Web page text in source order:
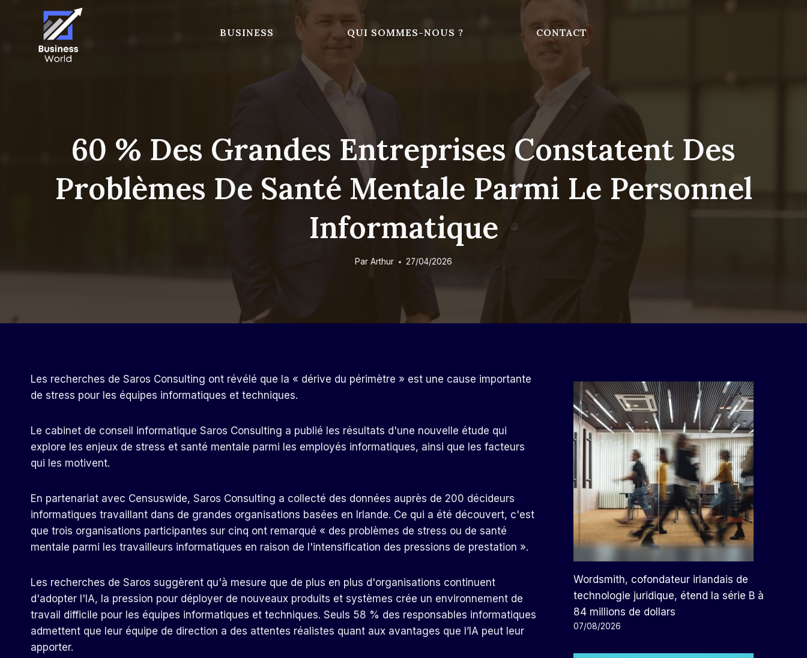
BUSINESS QUI SOMMES-NOUS ? CONTACT
60 % Des Grandes Entreprises Constatent Des
Problèmes De Santé Mentale Parmi Le Personnel
Informatique
Par Arthur 27/04/2026
Les recherches de Saros Consulting ont révélé que la « dérive du périmètre » est une cause importante
de stress pour les équipes informatiques et techniques.
Le cabinet de conseil informatique Saros Consulting a publié les résultats d'une nouvelle étude qui
explore les enjeux de stress et santé mentale parmi les employés informatiques, ainsi que les facteurs
qui les motivent.
En partenariat avec Censuswide, Saros Consulting a collecté des données auprès de 200 décideurs
informatiques travaillant dans de grandes organisations basées en Irlande. Ce qui a été découvert, c'est
que trois organisations participantes sur cinq ont remarqué « des problèmes de stress ou de santé
mentale parmi les travailleurs informatiques en raison de l'intensification des pressions de prestation ».
Les recherches de Saros suggèrent qu'à mesure que de plus en plus d'organisations continuent
d'adopter l'IA, la pression pour déployer de nouveaux produits et systèmes crée un environnement de
travail difficile pour les équipes informatiques et techniques. Seuls 58 % des responsables informatiques
admettent que leur équipe de direction a des attentes réalistes quant aux avantages que l’IA peut leur
apporter.
Wordsmith, cofondateur irlandais de
technologie juridique, étend la série B à
84 millions de dollars
07/08/2026